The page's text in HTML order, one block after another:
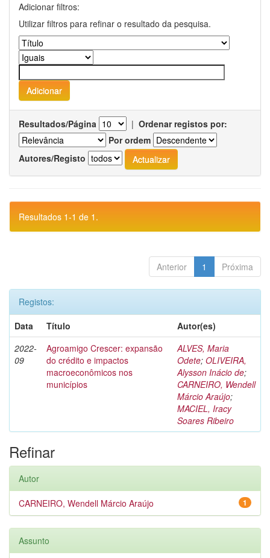
Adicionar filtros:
Utilizar filtros para refinar o resultado da pesquisa.
Resultados/Página | Ordenar registos por:
Por ordem
Autores/Registo
Resultados 1-1 de 1.
Anterior 1 Próxima
Registos:
Data
Título
Autor(es)
2022-
09
Agroamigo Crescer: expansão
do crédito e impactos
macroeconômicos nos
municípios
ALVES, Maria
Odete; OLIVEIRA,
Alysson Inácio de;
CARNEIRO, Wendell
Márcio Araújo;
MACIEL, Iracy
Soares Ribeiro
Refinar
Autor
1
CARNEIRO, Wendell Márcio Araújo
Assunto